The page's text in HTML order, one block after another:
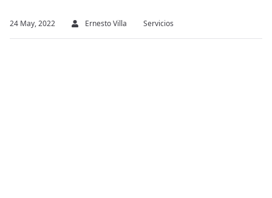
24 May, 2022 Ernesto Villa Servicios